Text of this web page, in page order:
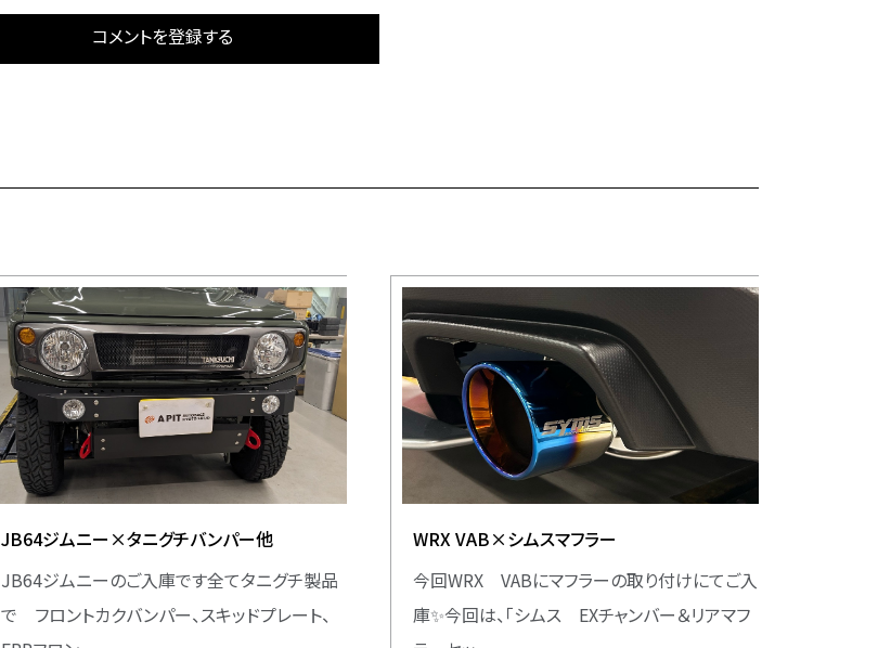
コメントを登録する
JB64ジムニー×タニグチバンパー他
JB64ジムニーのご入庫です全てタニグチ製品
で フロントカクバンパー、スキッドプレート、
WRX VAB×シムスマフラー
今回WRX VABにマフラーの取り付けにてご入
庫✨今回は、「シムス EXチャンバー＆リアマフ